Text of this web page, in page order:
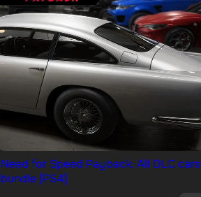
Need for Speed Payback: All DLC cars
bundle [PS4]